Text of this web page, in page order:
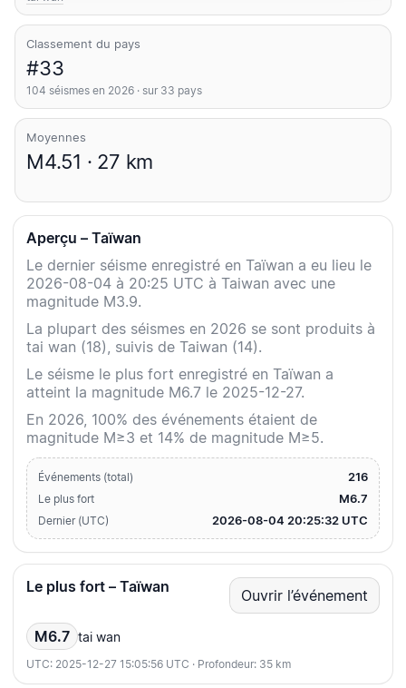
Classement du pays
#33
104 séismes en 2026 · sur 33 pays
Moyennes
M4.51 · 27 km
Aperçu – Taïwan
Le dernier séisme enregistré en Taïwan a eu lieu le
2026-08-04 à 20:25 UTC à Taiwan avec une
magnitude M3.9.
La plupart des séismes en 2026 se sont produits à
tai wan (18), suivis de Taiwan (14).
Le séisme le plus fort enregistré en Taïwan a
atteint la magnitude M6.7 le 2025-12-27.
En 2026, 100% des événements étaient de
magnitude M≥3 et 14% de magnitude M≥5.
Événements (total) 216
Le plus fort M6.7
Dernier (UTC) 2026-08-04 20:25:32 UTC
Le plus fort – Taïwan Ouvrir l’événement
M6.7 tai wan
UTC: 2025-12-27 15:05:56 UTC · Profondeur: 35 km